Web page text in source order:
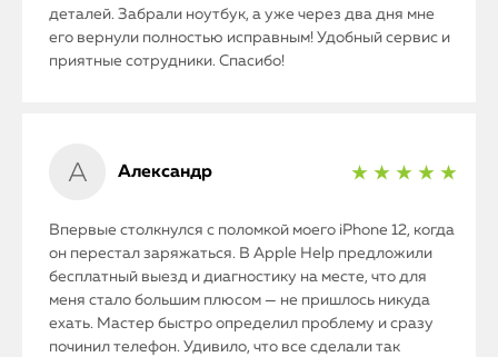
деталей. Забрали ноутбук, а уже через два дня мне
его вернули полностью исправным! Удобный сервис и
приятные сотрудники. Спасибо!
Александр ★ ★ ★ ★ ★
Впервые столкнулся с поломкой моего iPhone 12, когда
он перестал заряжаться. В Apple Help предложили
бесплатный выезд и диагностику на месте, что для
меня стало большим плюсом — не пришлось никуда
ехать. Мастер быстро определил проблему и сразу
починил телефон. Удивило, что все сделали так